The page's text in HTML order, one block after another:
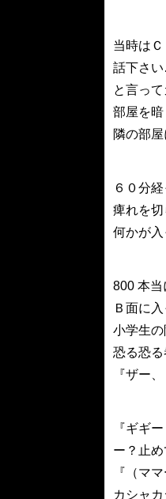
当時は
話下さい
と言っ
部屋を暗
隣の部
６０分
痺れを切
何かが入
800 本当
Ｂ面に
小学生の
恐る恐る
『ザー
『ギギ
ー？止め
『（マ
カシャ